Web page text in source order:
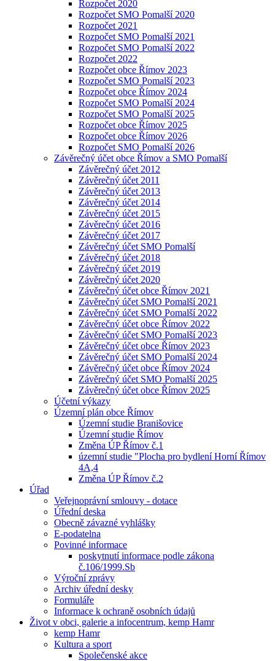
Rozpočet 2020
Rozpočet SMO Pomalší 2020
Rozpočet 2021
Rozpočet SMO Pomalší 2021
Rozpočet SMO Pomalší 2022
Rozpočet 2022
Rozpočet obce Římov 2023
Rozpočet SMO Pomalší 2023
Rozpočet obce Římov 2024
Rozpočet SMO Pomalší 2024
Rozpočet SMO Pomalší 2025
Rozpočet obce Římov 2025
Rozpočet obce Římov 2026
Rozpočet SMO Pomalší 2026
Závěrečný účet obce Římov a SMO Pomalší
Závěrečný účet 2012
Závěrečný účet 2011
Závěrečný účet 2013
Závěrečný účet 2014
Závěrečný účet 2015
Závěrečný účet 2016
Závěrečný účet 2017
Závěrečný účet SMO Pomalší
Závěrečný účet 2018
Závěrečný účet 2019
Závěrečný účet 2020
Závěrečný účet obce Římov 2021
Závěrečný účet SMO Pomalší 2021
Závěrečný účet SMO Pomalší 2022
Závěrečný účet obce Římov 2022
Závěrečný účet SMO Pomalší 2023
Závěrečný účet obce Římov 2023
Závěrečný účet SMO Pomalší 2024
Závěrečný účet obce Římov 2024
Závěrečný účet SMO Pomalší 2025
Závěrečný účet obce Římov 2025
Účetní výkazy
Územní plán obce Římov
Územní studie Branišovice
Územní studie Římov
Změna ÚP Římov č.1
územní studie "Plocha pro bydlení Horní Římov
4A,4
Změna ÚP Římov č.2
Úřad
Veřejnoprávní smlouvy - dotace
Úřední deska
Obecně závazné vyhlášky
E-podatelna
Povinné informace
poskytnutí informace podle zákona
č.106/1999.Sb
Výroční zprávy
Archiv úřední desky
Formuláře
Informace k ochraně osobních údajů
Život v obci, galerie a infocentrum, kemp Hamr
kemp Hamr
Kultura a sport
Společenské akce